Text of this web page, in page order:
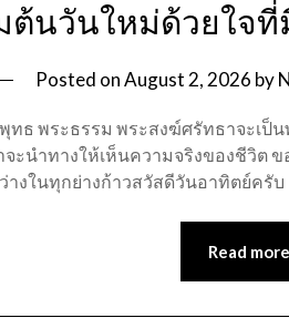
ต้นวันใหม่ด้วยใจที่
Posted onAugust 2, 2026 by
ทธ พระธรรม พระสงฆ์ศรัทธาจะเ
นำทางให้เห็นความจริงของชีวิต
างในทุกย่างก้าวสวัสดีวันอาทิตย์ครับ
Read more